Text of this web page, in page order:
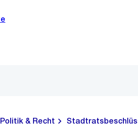
Politik & Recht